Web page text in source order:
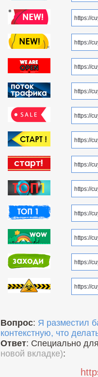
Вопрос: Я разместил
контекстную, что
Ответ: Специально
новой вкладке):